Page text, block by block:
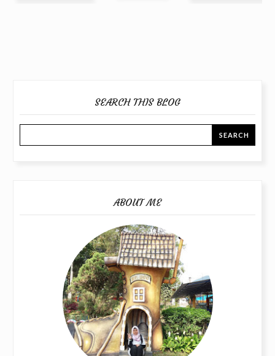
SEARCH THIS BLOG
ABOUT ME